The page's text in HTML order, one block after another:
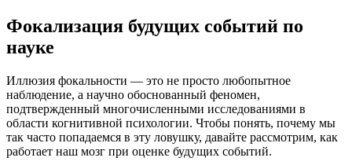
Фокализация будущих событий по
науке
Иллюзия фокальности — это не просто любопытное
наблюдение, а научно обоснованный феномен,
подтвержденный многочисленными исследованиями в
области когнитивной психологии. Чтобы понять, почему мы
так часто попадаемся в эту ловушку, давайте рассмотрим, как
работает наш мозг при оценке будущих событий.